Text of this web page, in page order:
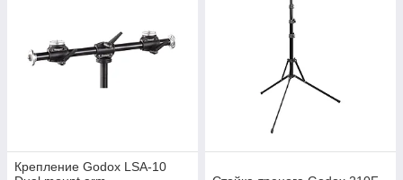
Крепление Godox LSA-10